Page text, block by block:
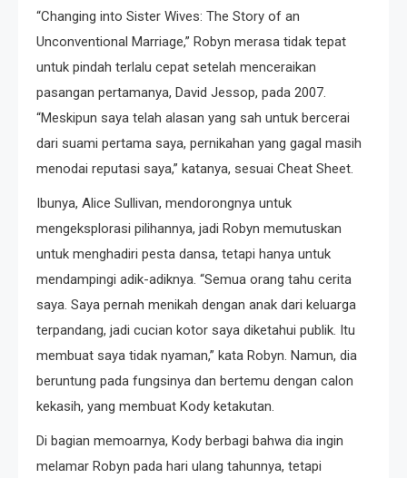
“Changing into Sister Wives: The Story of an
Unconventional Marriage,” Robyn merasa tidak tepat
untuk pindah terlalu cepat setelah menceraikan
pasangan pertamanya, David Jessop, pada 2007.
“Meskipun saya telah alasan yang sah untuk bercerai
dari suami pertama saya, pernikahan yang gagal masih
menodai reputasi saya,” katanya, sesuai Cheat Sheet.
Ibunya, Alice Sullivan, mendorongnya untuk
mengeksplorasi pilihannya, jadi Robyn memutuskan
untuk menghadiri pesta dansa, tetapi hanya untuk
mendampingi adik-adiknya. “Semua orang tahu cerita
saya. Saya pernah menikah dengan anak dari keluarga
terpandang, jadi cucian kotor saya diketahui publik. Itu
membuat saya tidak nyaman,” kata Robyn. Namun, dia
beruntung pada fungsinya dan bertemu dengan calon
kekasih, yang membuat Kody ketakutan.
Di bagian memoarnya, Kody berbagi bahwa dia ingin
melamar Robyn pada hari ulang tahunnya, tetapi